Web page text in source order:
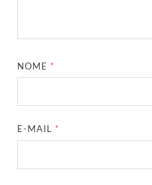
NOME*
E-MAIL*